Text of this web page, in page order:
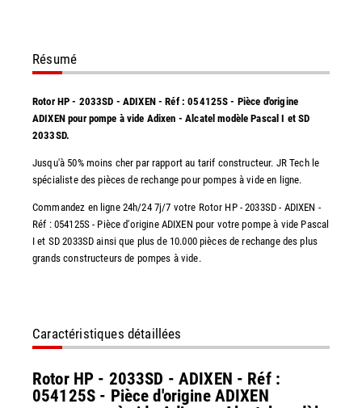
Résumé
Rotor HP - 2033SD - ADIXEN - Réf : 054125S - Pièce d'origine
ADIXEN pour pompe à vide Adixen - Alcatel modèle Pascal I et SD
2033SD.
Jusqu'à 50% moins cher par rapport au tarif constructeur. JR Tech le
spécialiste des pièces de rechange pour pompes à vide en ligne.
Commandez en ligne 24h/24 7j/7 votre Rotor HP - 2033SD - ADIXEN -
Réf : 054125S - Pièce d'origine ADIXEN pour votre pompe à vide Pascal
I et SD 2033SD ainsi que plus de 10.000 pièces de rechange des plus
grands constructeurs de pompes à vide.
Caractéristiques détaillées
Rotor HP - 2033SD - ADIXEN - Réf :
054125S - Pièce d'origine ADIXEN